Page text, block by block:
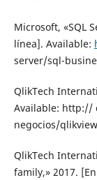
Microsoft, «SQL
línea]. Available:
server/sql-
QlikTech
Available: http://
negocios/
QlikTech
family,» 2017.